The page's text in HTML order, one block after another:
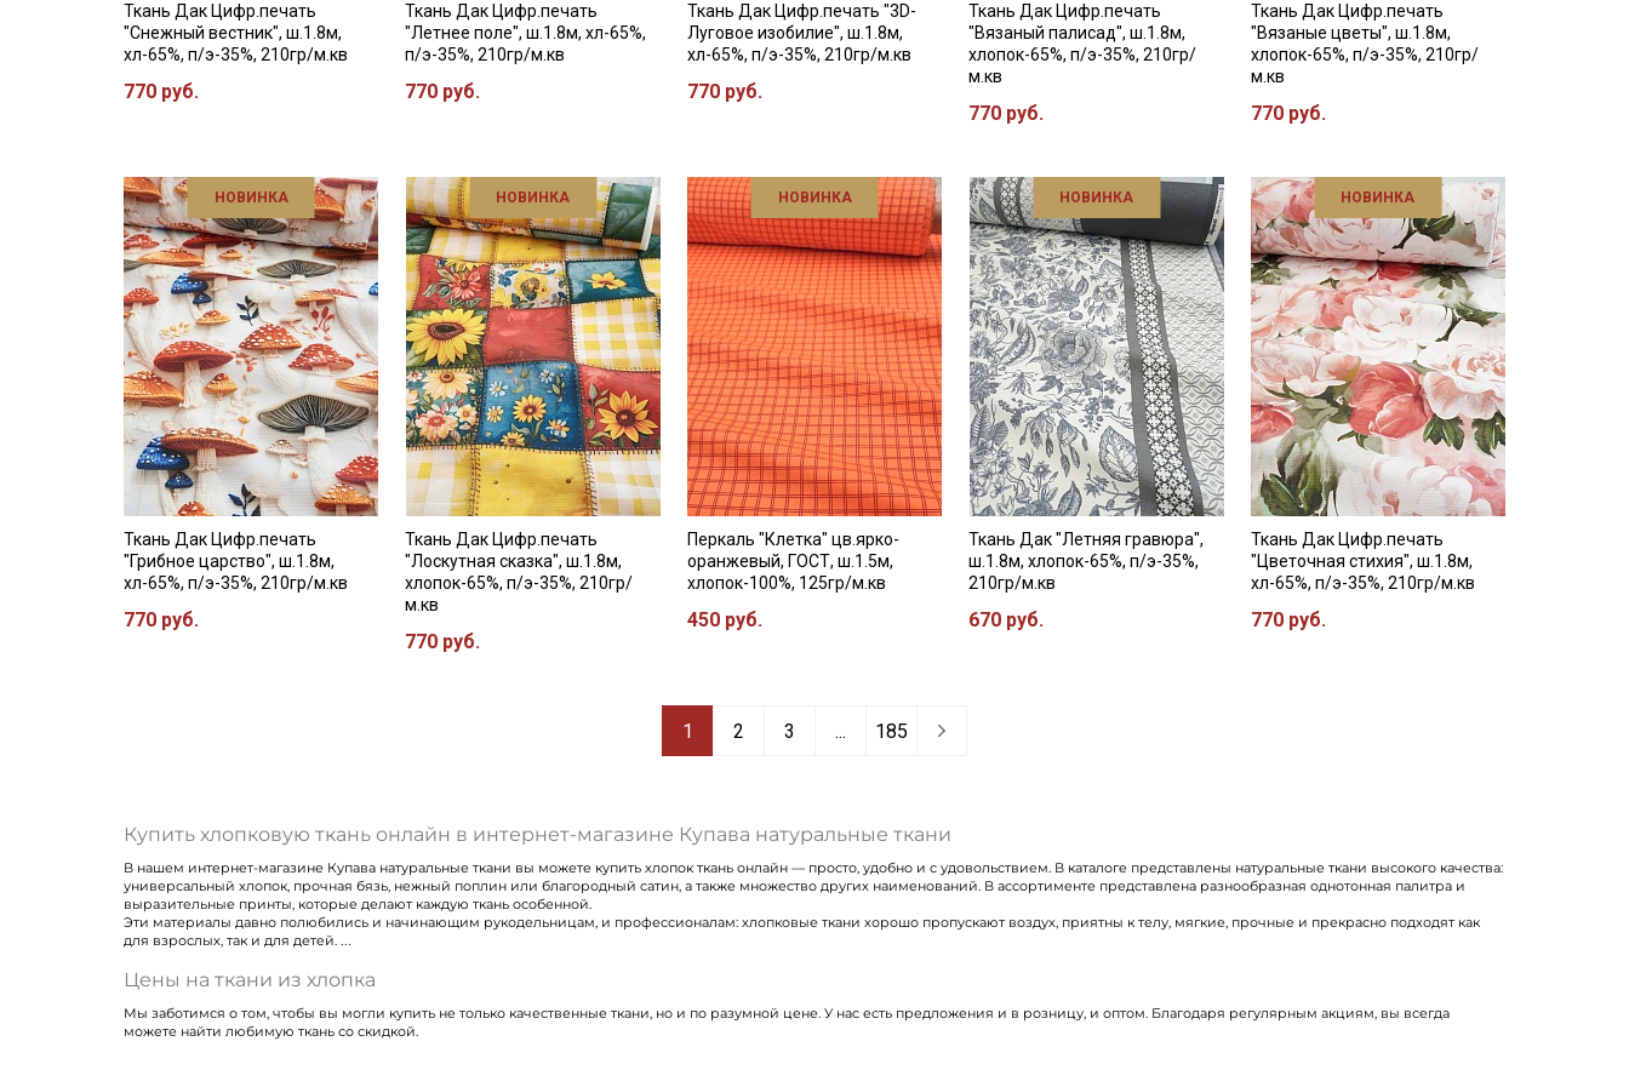
Ткань Дак Цифр.печать
"Снежный вестник", ш.1.8м,
хл-65%, п/э-35%, 210гр/м.кв
770 руб.
Ткань Дак Цифр.печать
"Летнее поле", ш.1.8м, хл-65%,
п/э-35%, 210гр/м.кв
770 руб.
Ткань Дак Цифр.печать "3D-
Луговое изобилие", ш.1.8м,
хл-65%, п/э-35%, 210гр/м.кв
770 руб.
Ткань Дак Цифр.печать
"Вязаный палисад", ш.1.8м,
хлопок-65%, п/э-35%, 210гр/
м.кв
770 руб.
Ткань Дак Цифр.печать
"Вязаные цветы", ш.1.8м,
хлопок-65%, п/э-35%, 210гр/
м.кв
770 руб.
НОВИНКА
Ткань Дак Цифр.печать
"Грибное царство", ш.1.8м,
хл-65%, п/э-35%, 210гр/м.кв
770 руб.
НОВИНКА
Ткань Дак Цифр.печать
"Лоскутная сказка", ш.1.8м,
хлопок-65%, п/э-35%, 210гр/
м.кв
770 руб.
НОВИНКА
Перкаль "Клетка" цв.ярко-
оранжевый, ГОСТ, ш.1.5м,
хлопок-100%, 125гр/м.кв
450 руб.
НОВИНКА
Ткань Дак "Летняя гравюра",
ш.1.8м, хлопок-65%, п/э-35%,
210гр/м.кв
670 руб.
НОВИНКА
Ткань Дак Цифр.печать
"Цветочная стихия", ш.1.8м,
хл-65%, п/э-35%, 210гр/м.кв
770 руб.
1 2 3 ... 185
Купить хлопковую ткань онлайн в интернет-магазине Купава натуральные ткани
В нашем интернет-магазине Купава натуральные ткани вы можете купить хлопок ткань онлайн — просто, удобно и с удовольствием. В каталоге представлены натуральные ткани высокого качества:
универсальный хлопок, прочная бязь, нежный поплин или благородный сатин, а также множество других наименований. В ассортименте представлена разнообразная однотонная палитра и
выразительные принты, которые делают каждую ткань особенной.
Эти материалы давно полюбились и начинающим рукодельницам, и профессионалам: хлопковые ткани хорошо пропускают воздух, приятны к телу, мягкие, прочные и прекрасно подходят как
для взрослых, так и для детей.
Цены на ткани из хлопка
Мы заботимся о том, чтобы вы могли купить не только качественные ткани, но и по разумной цене. У нас есть предложения и в розницу, и оптом. Благодаря регулярным акциям, вы всегда
можете найти любимую ткань со скидкой.